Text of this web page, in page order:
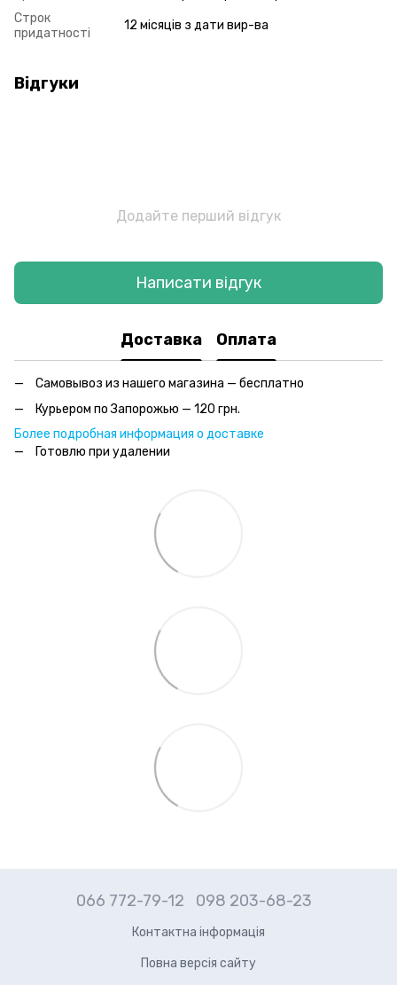
Строк
придатності
12 місяців з дати вир-ва
Відгуки
Додайте перший відгук
Написати відгук
Доставка Оплата
Самовывоз из нашего магазина — бесплатно
Курьером по Запорожью — 120 грн.
Более подробная информация о доставке
Готовлю при удалении
066 772-79-12 098 203-68-23
Контактна інформація
Повна версія сайту